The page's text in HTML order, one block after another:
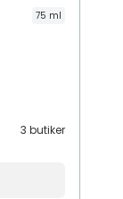
75 ml
3 butiker